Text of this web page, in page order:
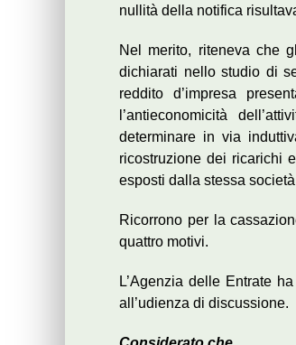
nullità della notifica
Nel merito, riteneva che
dichiarati nello studio di
reddito d’impresa
l’antieconomicità
determinare in via
ricostruzione dei ricarichi
esposti dalla stessa
Ricorrono per la
quattro motivi.
L’Agenzia delle Entrate
all’udienza di discussione.